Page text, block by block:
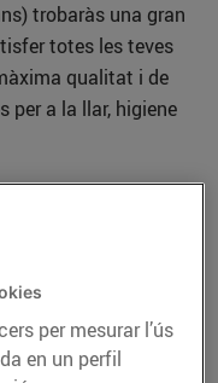
trobaràs una gran
totes les teves
qualitat i de
per a la llar, higiene
Figueres
Trucar-hi
per mesurar l’ús
en un perfil